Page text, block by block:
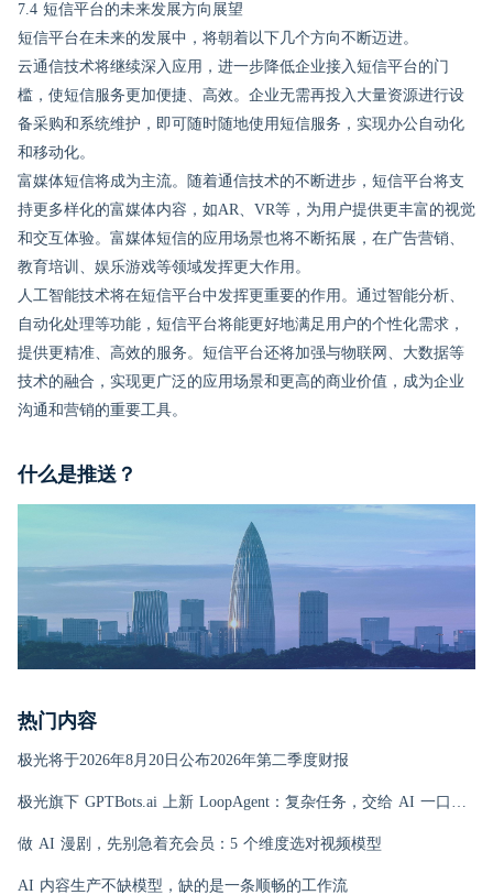
7.4 短信平台的未来发展方向展望
短信平台在未来的发展中，将朝着以下几个方向不断迈进。
云通信技术将继续深入应用，进一步降低企业接入短信平台的门
槛，使短信服务更加便捷、高效。企业无需再投入大量资源进行设
备采购和系统维护，即可随时随地使用短信服务，实现办公自动化
和移动化。
富媒体短信将成为主流。随着通信技术的不断进步，短信平台将支
持更多样化的富媒体内容，如AR、VR等，为用户提供更丰富的视觉
和交互体验。富媒体短信的应用场景也将不断拓展，在广告营销、
教育培训、娱乐游戏等领域发挥更大作用。
人工智能技术将在短信平台中发挥更重要的作用。通过智能分析、
自动化处理等功能，短信平台将能更好地满足用户的个性化需求，
提供更精准、高效的服务。短信平台还将加强与物联网、大数据等
技术的融合，实现更广泛的应用场景和更高的商业价值，成为企业
沟通和营销的重要工具。
什么是推送？
热门内容
极光将于2026年8月20日公布2026年第二季度财报
极光旗下 GPTBots.ai 上新 LoopAgent：复杂任务，交给 AI 一口气跑完
做 AI 漫剧，先别急着充会员：5 个维度选对视频模型
AI 内容生产不缺模型，缺的是一条顺畅的工作流